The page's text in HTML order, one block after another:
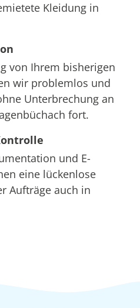
Kleidung in
von Ihrem bisherigen
wir problemlos und
Unterbrechung an
fort.
und E-
eine lückenlose
Aufträge auch in